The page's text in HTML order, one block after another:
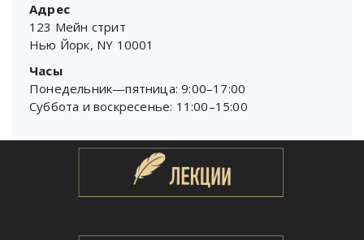
Адрес
123 Мейн стрит
Нью Йорк, NY 10001
Часы
Понедельник—пятница: 9:00–17:00
Суббота и воскресенье: 11:00–15:00